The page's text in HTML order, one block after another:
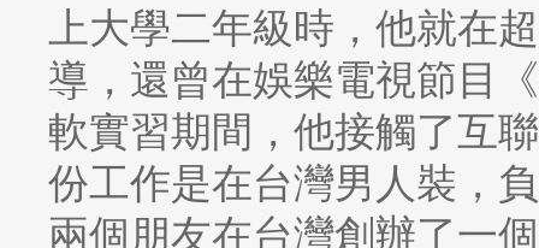
上大學二年級時，他就在
導，還曾在娛樂電視節目
軟實習期間，他接觸了互
份工作是在台灣男人裝，
兩個朋友在台灣創辦了一